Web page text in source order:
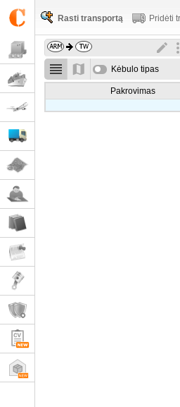
Rasti transportą Pridėti
Kėbulo tipas
Pakrovimas